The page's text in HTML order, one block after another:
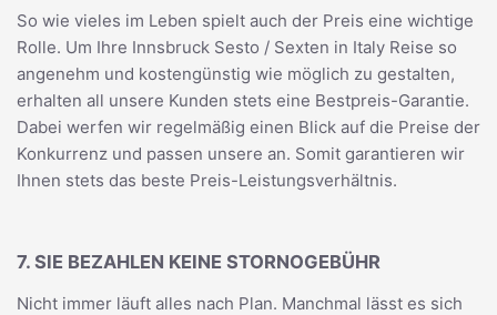
So wie vieles im Leben spielt auch der Preis eine wichtige
Rolle. Um Ihre Innsbruck Sesto / Sexten in Italy Reise so
angenehm und kostengünstig wie möglich zu gestalten,
erhalten all unsere Kunden stets eine Bestpreis-Garantie.
Dabei werfen wir regelmäßig einen Blick auf die Preise der
Konkurrenz und passen unsere an. Somit garantieren wir
Ihnen stets das beste Preis-Leistungsverhältnis.
7. SIE BEZAHLEN KEINE STORNOGEBÜHR
Nicht immer läuft alles nach Plan. Manchmal lässt es sich